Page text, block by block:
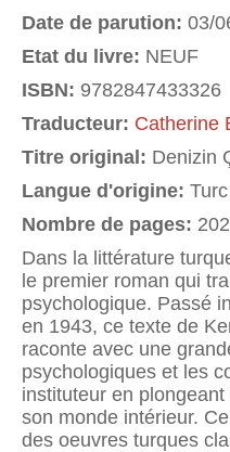
Date de parution: 03/
Etat du livre: NEUF
ISBN: 9782847433326
Traducteur: Catherine
Titre original: Denizin
Langue d'origine: Turc
Nombre de pages: 202
Dans la littérature
le premier roman qui
psychologique. Passé
en 1943, ce texte de
raconte avec une
psychologiques et les
instituteur en
son monde intérieur.
des oeuvres turques